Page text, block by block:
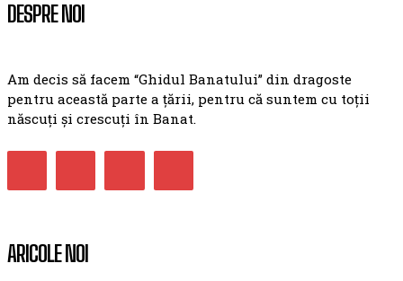
DESPRE NOI
Am decis să facem “Ghidul Banatului” din dragoste
pentru această parte a țării, pentru că suntem cu toții
născuți și crescuți în Banat.
ARICOLE NOI